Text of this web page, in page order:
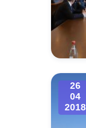
26
04
2018